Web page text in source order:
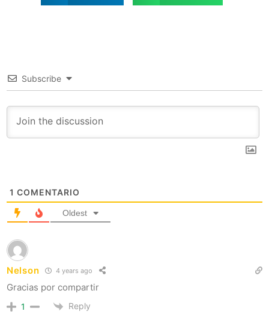
Subscribe
1 COMENTARIO
Oldest
Nelson 4 years ago
Gracias por compartir
1 Reply